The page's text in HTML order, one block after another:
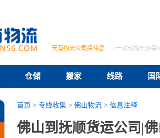
天南物流公司接待您 （一站式物流办
仓储 搬家 线路 国
首页 > 专线收集> 佛山物流> 信息注释
佛山到抚顺货运公司|